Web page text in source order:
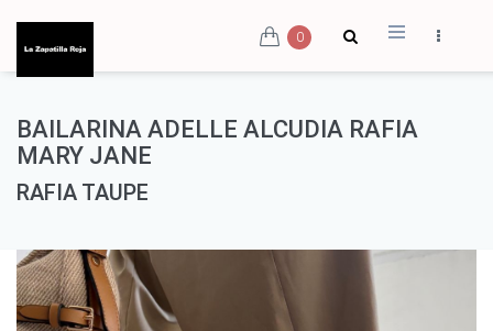
0
BAILARINA ADELLE ALCUDIA RAFIA
MARY JANE
RAFIA TAUPE